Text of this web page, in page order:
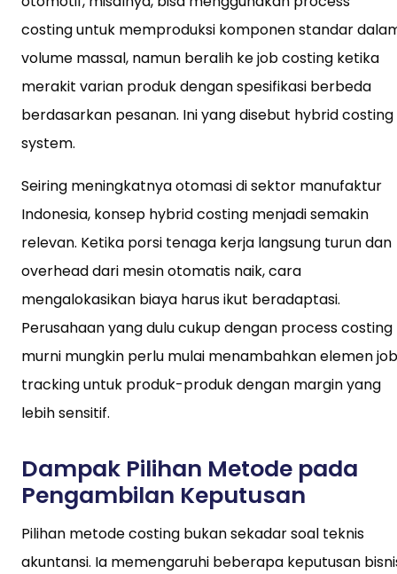
costing untuk memproduksi komponen standar
volume massal, namun beralih ke job costing ketika
merakit varian produk dengan spesifikasi berbeda
berdasarkan pesanan. Ini yang disebut hybrid costing
system.
Seiring meningkatnya otomasi di sektor manufaktur
Indonesia, konsep hybrid costing menjadi semakin
relevan. Ketika porsi tenaga kerja langsung turun dan
overhead dari mesin otomatis naik, cara
mengalokasikan biaya harus ikut beradaptasi.
Perusahaan yang dulu cukup dengan process costing
murni mungkin perlu mulai menambahkan elemen job
tracking untuk produk-produk dengan margin yang
lebih sensitif.
Dampak Pilihan Metode pada
Pengambilan Keputusan
Pilihan metode costing bukan sekadar soal teknis
akuntansi. Ia memengaruhi beberapa keputusan